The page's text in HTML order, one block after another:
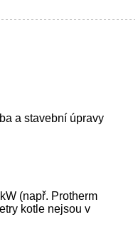
a stavební úpravy
(např. Protherm
kotle nejsou v